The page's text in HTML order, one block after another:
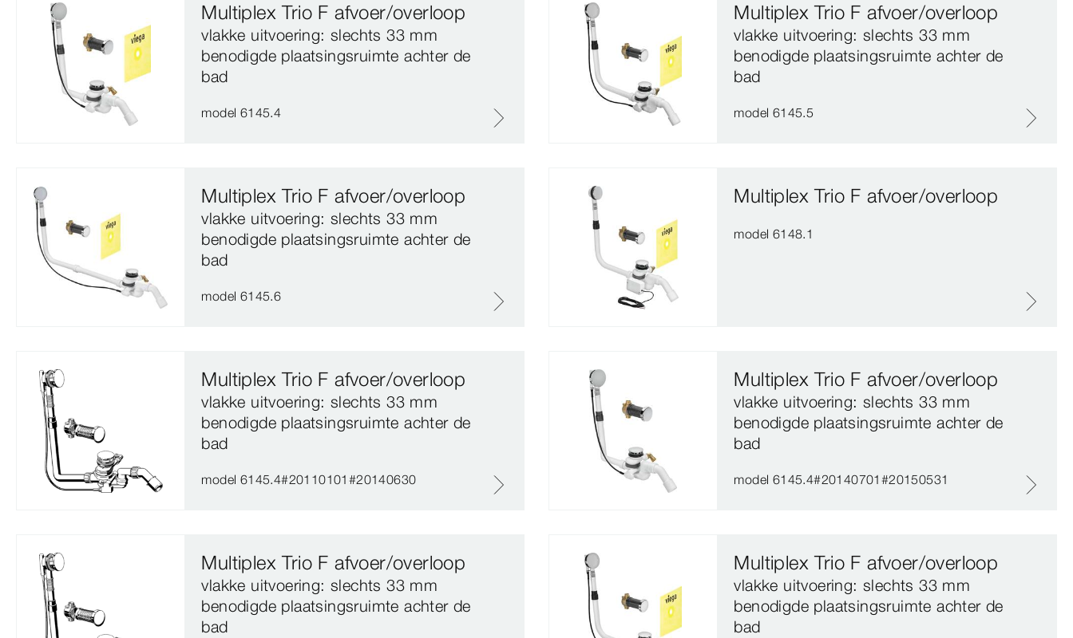
Multiplex Trio F afvoer/overloop
vlakke uitvoering: slechts 33 mm
benodigde plaatsingsruimte achter de
bad
model 6145.4
Multiplex Trio F afvoer/overloop
vlakke uitvoering: slechts 33 mm
benodigde plaatsingsruimte achter de
bad
model 6145.5
Multiplex Trio F afvoer/overloop
vlakke uitvoering: slechts 33 mm
benodigde plaatsingsruimte achter de
bad
model 6145.6
Multiplex Trio F afvoer/overloop
model 6148.1
Multiplex Trio F afvoer/overloop
vlakke uitvoering: slechts 33 mm
benodigde plaatsingsruimte achter de
bad
model 6145.4#20110101#20140630
Multiplex Trio F afvoer/overloop
vlakke uitvoering: slechts 33 mm
benodigde plaatsingsruimte achter de
bad
model 6145.4#20140701#20150531
Multiplex Trio F afvoer/overloop
vlakke uitvoering: slechts 33 mm
benodigde plaatsingsruimte achter de
bad
Multiplex Trio F afvoer/overloop
vlakke uitvoering: slechts 33 mm
benodigde plaatsingsruimte achter de
bad